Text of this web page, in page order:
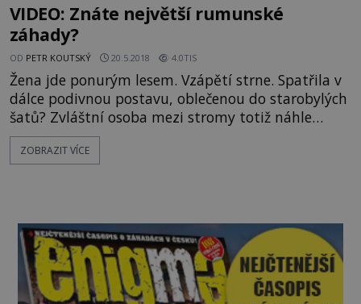
VIDEO: Znáte největší rumunské
záhady?
OD PETR KOUTSKÝ 20.5.2018 4.0TIS
Žena jde ponurým lesem. Vzápětí strne. Spatřila v
dálce podivnou postavu, oblečenou do starobylých
šatů? Zvláštní osoba mezi stromy totiž náhle
zmizí, což prý není v rumunském lese Hoia Baciu
nic neobvyklého! Znáte však další rumunské
o slavném upíru Drákulov
ZOBRAZIT VÍCE